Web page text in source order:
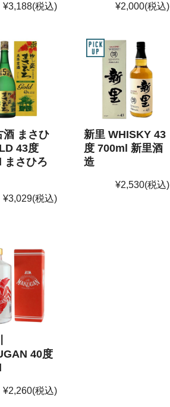
¥3,188(税込) ¥2,000(税込)
酒 まさひ
43度
まさひろ
¥3,029(税込)
新里 WHISKY 43
度 700ml 新里酒
造
¥2,530(税込)
40度
¥2,260(税込)